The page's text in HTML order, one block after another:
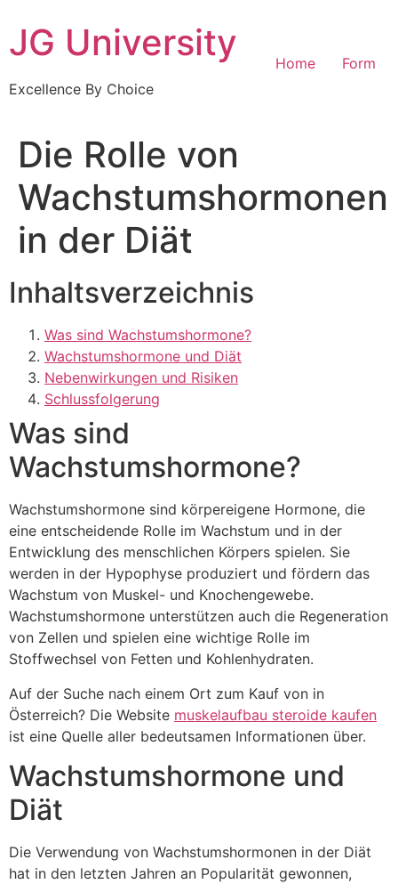
content
JG University
Excellence By Choice
Home Form
Die Rolle von
Wachstumshormonen
in der Diät
Inhaltsverzeichnis
Was sind Wachstumshormone?
Wachstumshormone und Diät
Nebenwirkungen und Risiken
Schlussfolgerung
Was sind
Wachstumshormone?
Wachstumshormone sind körpereigene Hormone, die
eine entscheidende Rolle im Wachstum und in der
Entwicklung des menschlichen Körpers spielen. Sie
werden in der Hypophyse produziert und fördern das
Wachstum von Muskel- und Knochengewebe.
Wachstumshormone unterstützen auch die Regeneration
von Zellen und spielen eine wichtige Rolle im
Stoffwechsel von Fetten und Kohlenhydraten.
Auf der Suche nach einem Ort zum Kauf von in
Österreich? Die Website muskelaufbau steroide kaufen
ist eine Quelle aller bedeutsamen Informationen über.
Wachstumshormone und
Diät
Die Verwendung von Wachstumshormonen in der Diät
hat in den letzten Jahren an Popularität gewonnen,